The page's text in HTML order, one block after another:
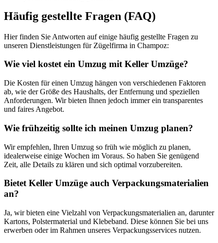
Häufig gestellte Fragen (FAQ)
Hier finden Sie Antworten auf einige häufig gestellte Fragen zu
unseren Dienstleistungen für Zügelfirma in Champoz:
Wie viel kostet ein Umzug mit Keller Umzüge?
Die Kosten für einen Umzug hängen von verschiedenen Faktoren
ab, wie der Größe des Haushalts, der Entfernung und speziellen
Anforderungen. Wir bieten Ihnen jedoch immer ein transparentes
und faires Angebot.
Wie frühzeitig sollte ich meinen Umzug planen?
Wir empfehlen, Ihren Umzug so früh wie möglich zu planen,
idealerweise einige Wochen im Voraus. So haben Sie genügend
Zeit, alle Details zu klären und sich optimal vorzubereiten.
Bietet Keller Umzüge auch Verpackungsmaterialien
an?
Ja, wir bieten eine Vielzahl von Verpackungsmaterialien an, darunter
Kartons, Polstermaterial und Klebeband. Diese können Sie bei uns
erwerben oder im Rahmen unseres Verpackungsservices nutzen.